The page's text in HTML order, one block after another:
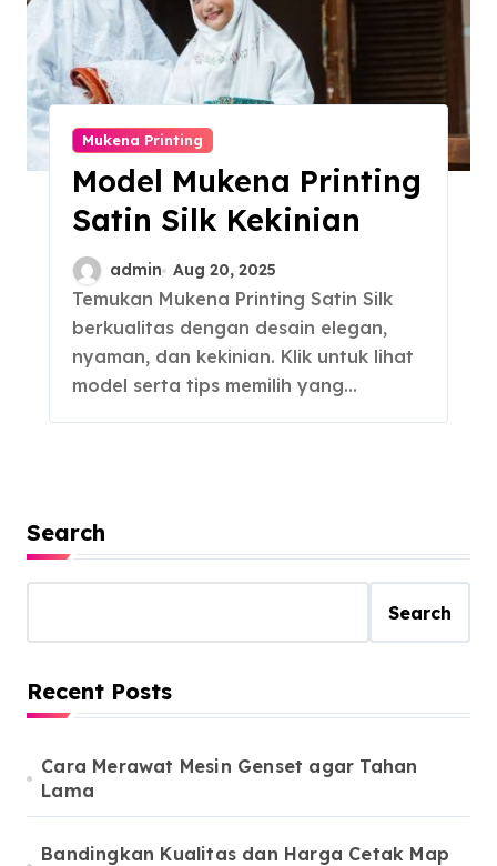
Mukena Printing
Model Mukena Printing
Satin Silk Kekinian
admin Aug 20, 2025
Temukan Mukena Printing Satin Silk
berkualitas dengan desain elegan,
nyaman, dan kekinian. Klik untuk lihat
model serta tips memilih yang…
Search
Search
Recent Posts
Cara Merawat Mesin Genset agar Tahan
Lama
Bandingkan Kualitas dan Harga Cetak Map